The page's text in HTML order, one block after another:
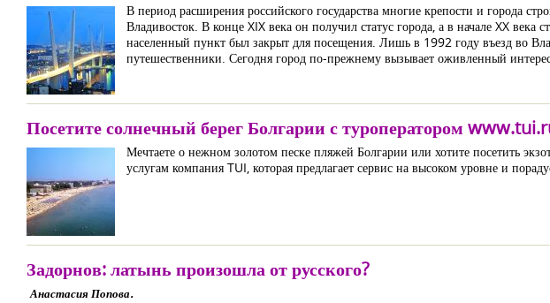
В период расширения российского государства многие крепости и города
Владивосток. В конце XIX века он получил статус города, а в начале XX
населенный пункт был закрыт для посещения. Лишь в 1992 году въезд во
путешественники. Сегодня город по-прежнему вызывает оживленный
Посетите солнечный берег Болгарии с туроператором
Мечтаете о нежном золотом песке пляжей Болгарии или хотите посетить
услугам компания TUI, которая предлагает сервис на высоком уровне и
Задорнов: латынь произошла от русского?
Анастасия Попова.